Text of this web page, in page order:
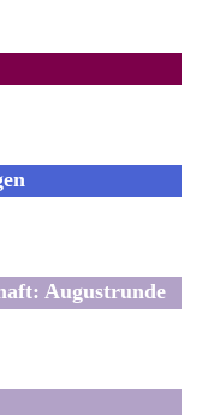
Augustrunde